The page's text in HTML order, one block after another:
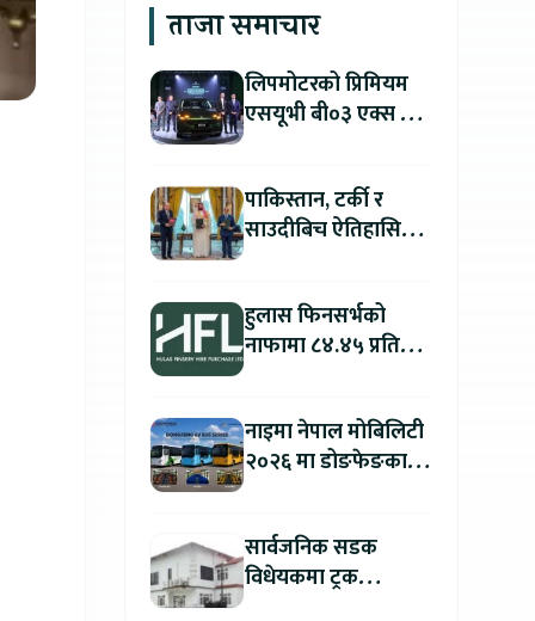
ताजा समाचार
लिपमोटरको प्रिमियम
एसयूभी बी०३ एक्स प्रो
ग्राहकलाई रु. ४४.९९
लाखको विशेष अफर
पाकिस्तान, टर्की र
साउदीबिच ऐतिहासिक
हुलास फिनसर्भको
नाफामा ८४.४५ प्रतिशत
नाइमा नेपाल मोबिलिटी
२०२६ मा डोङफेङका
बुकिङ गर्दा विशेष छुट
सार्वजनिक सडक
विधेयकमा ट्रक